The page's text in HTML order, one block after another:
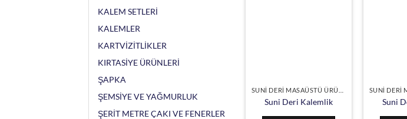
KALEM SETLERİ
KALEMLER
KARTVİZİTLİKLER
KIRTASİYE ÜRÜNLERİ
ŞAPKA
ŞEMSİYE VE YAĞMURLUK
ŞERİT METRE ÇAKI VE FENERLER
Suni Deri Kalemlik Suni